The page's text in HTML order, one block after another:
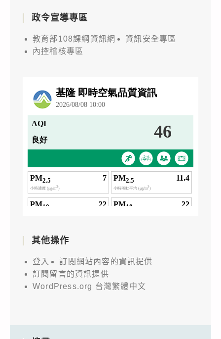
政令宣導專區
教育部108課綱資訊網
資訊安全專區
內控稽核專區
其他操作
登入
訂閱網站內容的資訊提供
訂閱留言的資訊提供
WordPress.org 台灣繁體中文